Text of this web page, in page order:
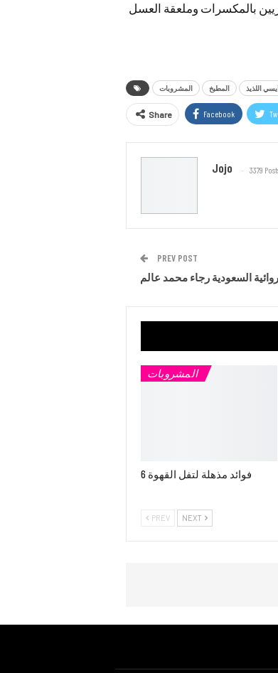
بالمكسرات وملعقة العسل
المشروبات المطبخ اللذيذ
Share Facebook
Jojo 3379
PREV POST
السعودية رجاء محمد عالم
المشروبات
6 فوائد مذهلة لتفل القهوة
PREV NEXT